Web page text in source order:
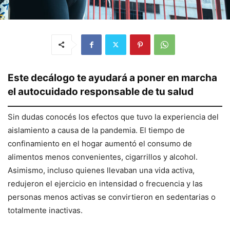
Este decálogo te ayudará a poner en marcha
el autocuidado responsable de tu salud
Sin dudas conocés los efectos que tuvo la experiencia del
aislamiento a causa de la pandemia. El tiempo de
confinamiento en el hogar aumentó el consumo de
alimentos menos convenientes, cigarrillos y alcohol.
Asimismo, incluso quienes llevaban una vida activa,
redujeron el ejercicio en intensidad o frecuencia y las
personas menos activas se convirtieron en sedentarias o
totalmente inactivas.